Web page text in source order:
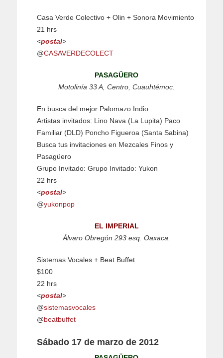
Casa Verde Colectivo + Olin + Sonora Movimiento
21 hrs
<postal>
@CASAVERDECOLECT
PASAGÜERO
Motolinía 33 A, Centro, Cuauhtémoc.
En busca del mejor Palomazo Indio
Artistas invitados: Lino Nava (La Lupita) Paco
Familiar (DLD) Poncho Figueroa (Santa Sabina)
Busca tus invitaciones en Mezcales Finos y
Pasagüero
Grupo Invitado: Grupo Invitado: Yukon
22 hrs
<postal>
@yukonpop
EL IMPERIAL
Álvaro Obregón 293 esq. Oaxaca.
Sistemas Vocales + Beat Buffet
$100
22 hrs
<postal>
@sistemasvocales
@beatbuffet
Sábado 17 de marzo de 2012